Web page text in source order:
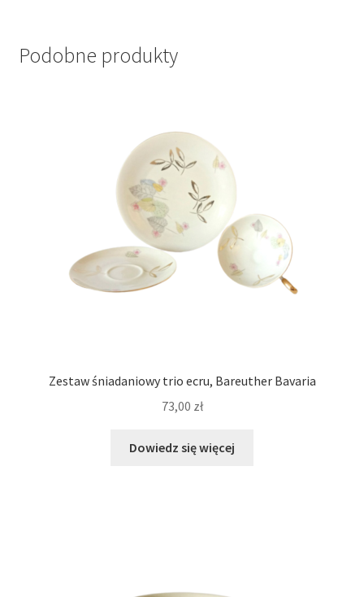
Podobne produkty
Zestaw śniadaniowy trio ecru, Bareuther Bavaria
73,00 zł
Dowiedz się więcej